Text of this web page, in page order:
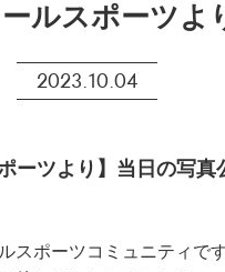
ルスポーツよ
2023.10.04
ーツより】当日の写真
スポーツコミュニティです